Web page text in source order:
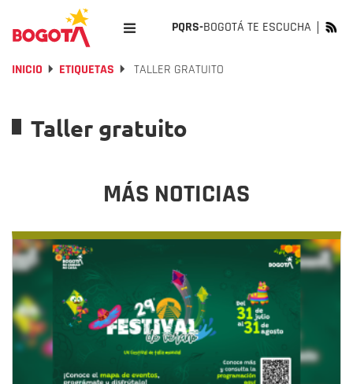
PQRS-BOGOTÁ TE ESCUCHA
INICIO ETIQUETAS TALLER GRATUITO
Taller gratuito
MÁS NOTICIAS